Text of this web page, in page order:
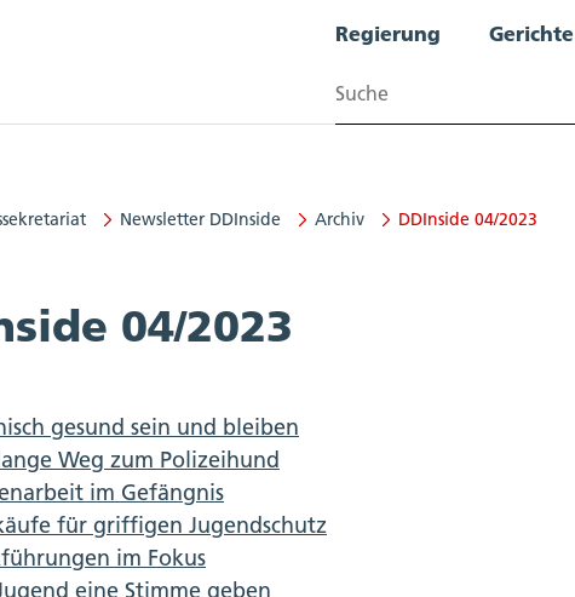
Regierung Gerichte
Suchen
Newsletter DDInside Archiv DDInside 04/2023
04/2023
gesund sein und bleiben
Weg zum Polizeihund
im Gefängnis
für griffigen Jugendschutz
im Fokus
eine Stimme geben